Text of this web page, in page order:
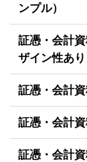
ンプル）
証憑・会計
ザイン性あり
証憑・会計
証憑・会計
証憑・会計